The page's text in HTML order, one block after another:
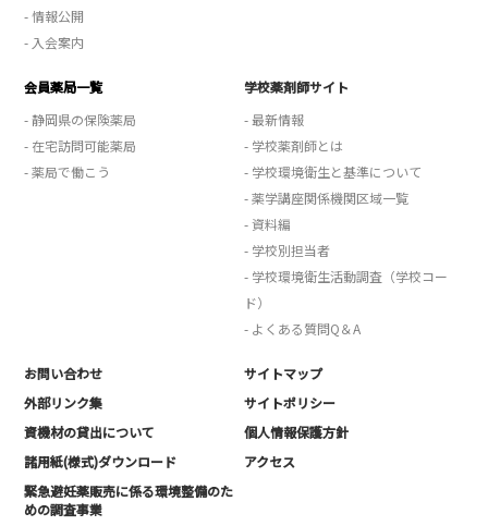
- 情報公開
- 入会案内
会員薬局一覧
- 静岡県の保険薬局
- 在宅訪問可能薬局
- 薬局で働こう
学校薬剤師サイト
- 最新情報
- 学校薬剤師とは
- 学校環境衛生と基準について
- 薬学講座関係機関区域一覧
- 資料編
- 学校別担当者
- 学校環境衛生活動調査（学校コー
ド）
- よくある質問Q＆A
お問い合わせ
外部リンク集
資機材の貸出について
諸用紙(様式)ダウンロード
緊急避妊薬販売に係る環境整備のた
めの調査事業
サイトマップ
サイトポリシー
個人情報保護方針
アクセス